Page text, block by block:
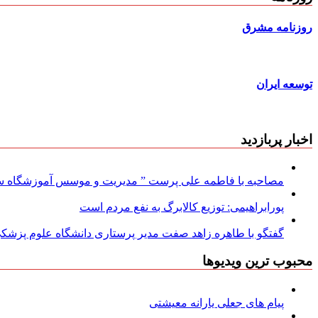
روزنامه مشرق
توسعه ایران
اخبار پربازدید
مصاحبه با فاطمه علی پرست ” مدیریت و موسس آموزشگاه
پورابراهیمی: توزیع کالابرگ به نفع مردم است
گفتگو با طاهره زاهد صفت مدیر پرستاری دانشگاه علوم
محبوب ترین ویدیوها
پیام های جعلی یارانه معیشتی